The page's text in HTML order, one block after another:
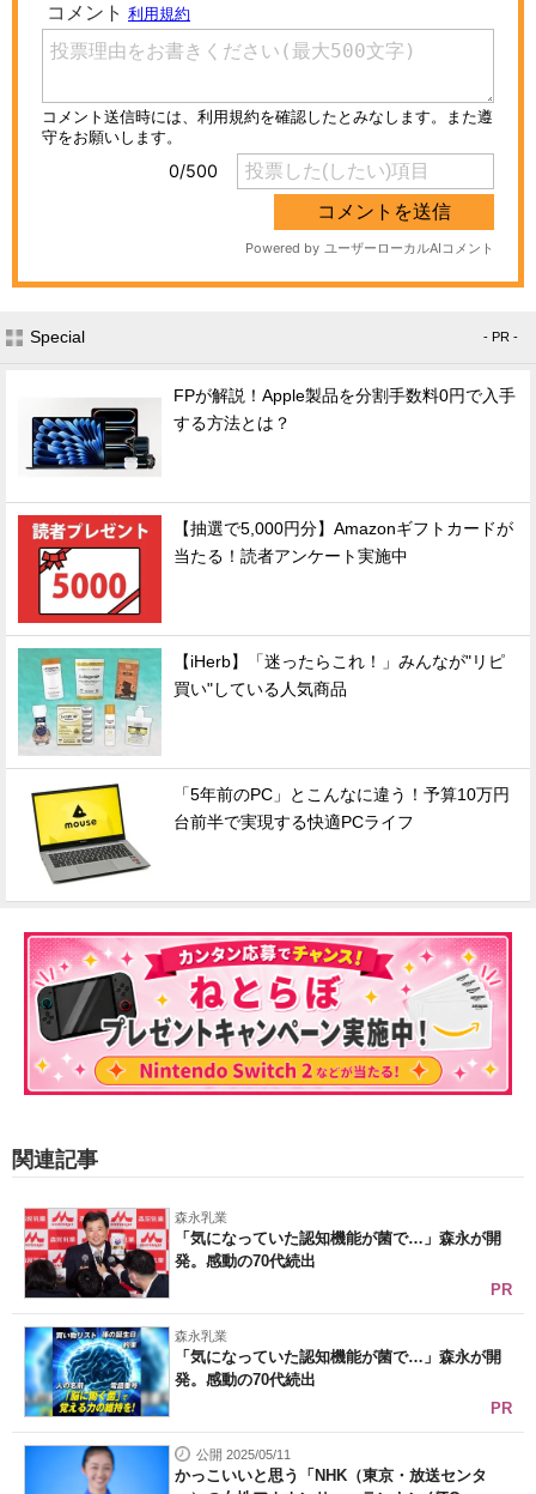
Special - PR -
FPが解説！Apple製品を分割手数料0円で入手
する方法とは？
【抽選で5,000円分】Amazonギフトカードが
当たる！読者アンケート実施中
【iHerb】「迷ったらこれ！」みんなが"リピ
買い"している人気商品
「5年前のPC」とこんなに違う！予算10万円
台前半で実現する快適PCライフ
関連記事
森永乳業
「気になっていた認知機能が菌で…」森永が開
発。感動の70代続出
PR
森永乳業
「気になっていた認知機能が菌で…」森永が開
発。感動の70代続出
PR
公開 2025/05/11
かっこいいと思う「NHK（東京・放送センタ